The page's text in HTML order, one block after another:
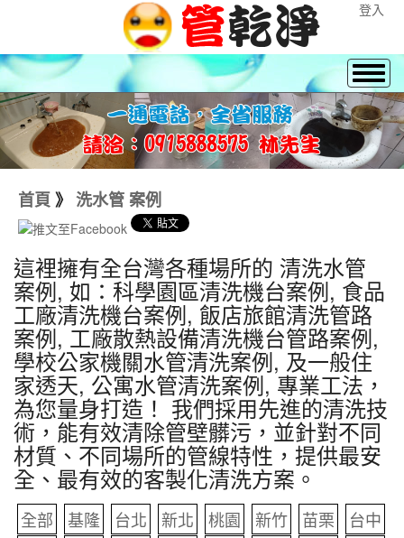
登入
首頁 》 洗水管 案例
這裡擁有全台灣各種場所的 清洗水管
案例, 如：科學園區清洗機台案例, 食品
工廠清洗機台案例, 飯店旅館清洗管路
案例, 工廠散熱設備清洗機台管路案例,
學校公家機關水管清洗案例, 及一般住
家透天, 公寓水管清洗案例, 專業工法，
為您量身打造！ 我們採用先進的清洗技
術，能有效清除管壁髒污，並針對不同
材質、不同場所的管線特性，提供最安
全、最有效的客製化清洗方案。
全部 基隆 台北 新北 桃園 新竹 苗栗
台中